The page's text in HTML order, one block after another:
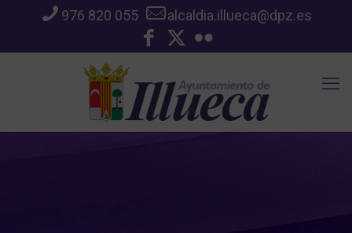
976 820 055 alcaldia.illueca@dpz.es